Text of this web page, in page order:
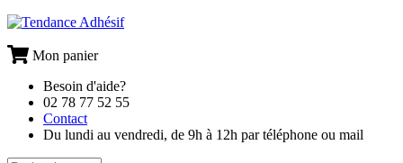
Mon panier
Besoin d'aide?
02 78 77 52 55
Contact
Du lundi au vendredi, de 9h à 12h par téléphone ou mail